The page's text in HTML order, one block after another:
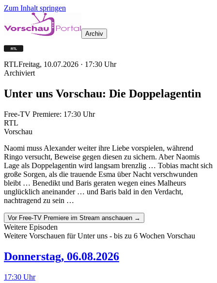
Zum Inhalt springen
Archiv
RTLFreitag, 10.07.2026 · 17:30 Uhr
Archiviert
Unter uns Vorschau: Die Doppelagentin
Free-TV Premiere: 17:30 Uhr
RTL
Vorschau
Naomi muss Alexander weiter ihre Liebe vorspielen, während
Ringo versucht, Beweise gegen diesen zu sichern. Aber Naomis
Lage als Doppelagentin wird langsam brenzlig … Tobias macht sich
große Sorgen, als die trauende Esma über Nacht verschwunden
bleibt … Benedikt und Baris geraten wegen eines Malheurs
unglücklich aneinander … und Baris bald in den Verdacht,
nachtragend zu sein …
Vor Free-TV Premiere im Stream anschauen →
Weitere Episoden
Weitere Vorschauen fürUnter uns - bis zu 6 Wochen Vorschau
Donnerstag, 06.08.2026
17:30 Uhr